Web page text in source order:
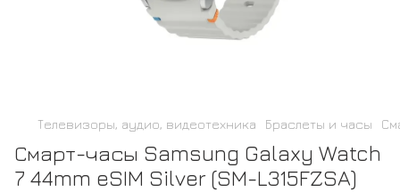
Телевизоры, аудио, видеотехника Браслеты и часы
Смарт-часы Samsung Galaxy Watch
7 44mm eSIM Silver (SM-L315FZSA)